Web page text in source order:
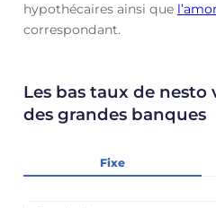
hypothécaires ainsi que
correspondant.
Les bas taux de nesto
des grandes banques
Fixe